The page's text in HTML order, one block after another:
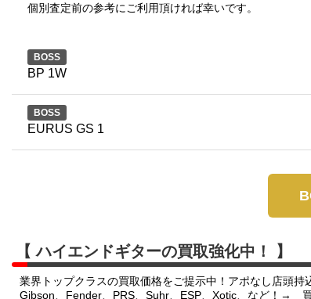
個別査定前の参考にご利用頂ければ幸いです。
BOSS
BP 1W
BOSS
EURUS GS 1
【 ハイエンドギターの買取強化中！ 】
業界トップクラスの買取価格をご提示中！アポなし店頭
Gibson、Fender、PRS、Suhr、ESP、Xotic、など！→